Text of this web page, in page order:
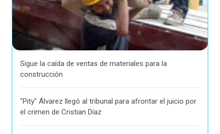
Sigue la caída de ventas de materiales para la
construcción
"Pity" Álvarez llegó al tribunal para afrontar el juicio por
el crimen de Cristian Díaz